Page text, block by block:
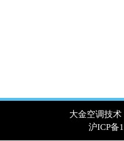
大金空调技术
沪ICP备